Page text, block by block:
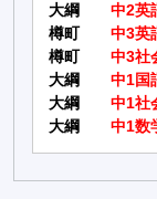
大綱
中2英
樽町
中3英
樽町
中3社
大綱
中1国
大綱
中1社
大綱
中1数